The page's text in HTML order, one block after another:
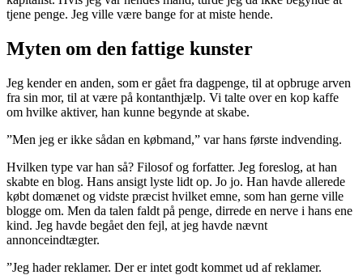
tjene penge. Jeg ville være bange for at miste hende.
Myten om den fattige kunster
Jeg kender en anden, som er gået fra dagpenge, til at opbruge arven
fra sin mor, til at være på kontanthjælp. Vi talte over en kop kaffe
om hvilke aktiver, han kunne begynde at skabe.
”Men jeg er ikke sådan en købmand,” var hans første indvending.
Hvilken type var han så? Filosof og forfatter. Jeg foreslog, at han
skabte en blog. Hans ansigt lyste lidt op. Jo jo. Han havde allerede
købt domænet og vidste præcist hvilket emne, som han gerne ville
blogge om. Men da talen faldt på penge, dirrede en nerve i hans ene
kind. Jeg havde begået den fejl, at jeg havde nævnt
annonceindtægter.
”Jeg hader reklamer. Der er intet godt kommet ud af reklamer.